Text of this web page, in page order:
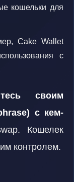
кошельки для
Cake Wallet
с
своим
с кем-
Кошелек
контролем.